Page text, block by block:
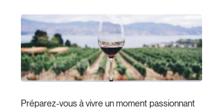
Préparez-vous à vivre un moment passionnant